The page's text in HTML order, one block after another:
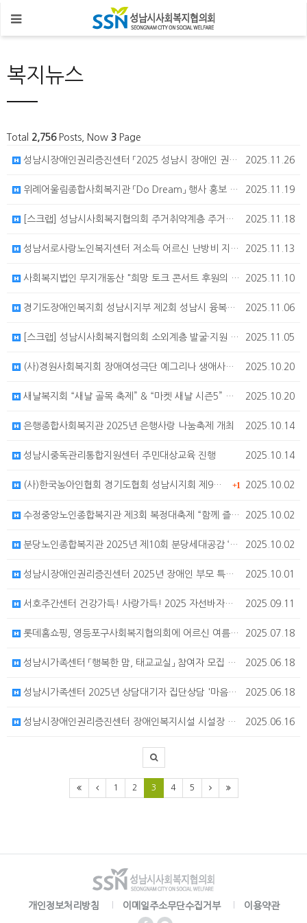
복지뉴스
Total 2,756Posts, Now 3 Page
2025.11.26
성남시장애인권리증진센터 「2025 성남시 장애인 권리증진 포럼」 홍보 안내
2025.11.19
위례어울림종합사회복지관 「Do Dream」 행사 홍보 안내
2025.11.18
[스크랩] 성남시사회복지협의회 주거취약계층 주거환경개선사업 (다우기술 후원)
2025.11.13
성남서로사랑노인복지센터 저소득 어르신 난방비 지원을 위한 "서로사랑 행복 바자회" 안내
2025.11.10
사회복지법인 무지개동산 "희망 토크 콘서트 후원의 밤" 행사 안내
2025.11.06
경기도장애인복지회 성남시지부 제2회 성남시 융복합공연축제
2025.11.05
[스크랩] 성남시사회복지협의회 소외계층 발굴·지원 '좋은 이웃들' 추진
2025.10.20
(사)경원사회복지회 장애여성극단 예그리나 생애사즉흥극 “달팽이 함께 나아가다“
2025.10.20
새날복지회 “새날 골목 축제” & “마켓 새날 시즌5” 개최
2025.10.14
은행종합사회복지관 2025년 은행사랑 나눔축제 개최
2025.10.14
성남시중독관리통합지원센터 주민대상교육 진행
+1 2025.10.02
(사)한국농아인협회 경기도협회 성남시지회 제9회 성남시 수어문화제 행사 개최
2025.10.02
수정중앙노인종합복지관 제3회 복정대축제 “함께 즐기GO! 함께 지키GO!” 행사 개최
2025.10.02
분당노인종합복지관 2025년 제10회 분당세대공감 ‘쎄쎄쎄, 다함께 걷자!’ 행사 개최
2025.10.01
성남시장애인권리증진센터 2025년 장애인 부모 특강 참여자 모집
2025.09.11
서호주간센터 건강가득! 사랑가득! 2025 자선바자회 개최 안내
2025.07.18
롯데홈쇼핑, 영등포구사회복지협의회에 어르신 여름나기 지원
2025.06.18
성남시가족센터 「행복한 맘, 태교교실」 참여자 모집 안내
2025.06.18
성남시가족센터 2025년 상담대기자 집단상담 '마음챙김 힐링클래스' 참여자 모집
2025.06.16
성남시장애인권리증진센터 장애인복지시설 시설장 및 종사자 인권 교육 참여자 모집 안내
1 2 3 4 5
개인정보처리방침 이메일주소무단수집거부 이용약관